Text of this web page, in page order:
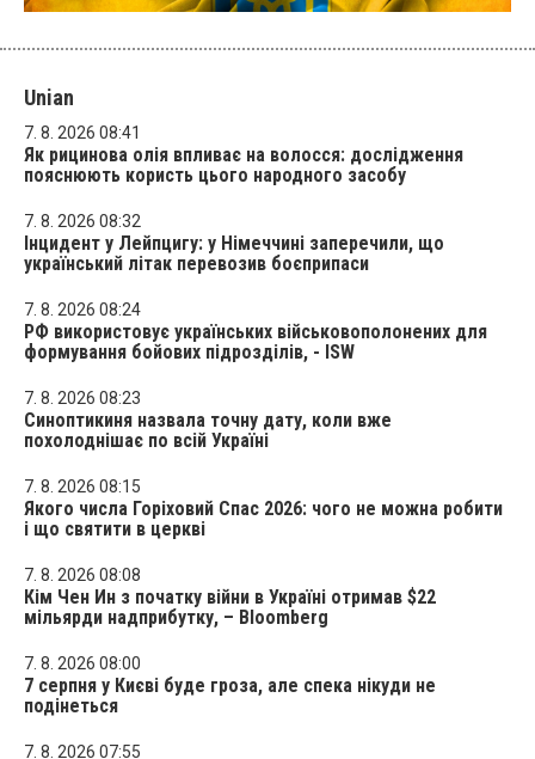
Unian
7. 8. 2026 08:41
Як рицинова олія впливає на волосся: дослідження
пояснюють користь цього народного засобу
7. 8. 2026 08:32
Інцидент у Лейпцигу: у Німеччині заперечили, що
український літак перевозив боєприпаси
7. 8. 2026 08:24
РФ використовує українських військовополонених для
формування бойових підрозділів, - ISW
7. 8. 2026 08:23
Синоптикиня назвала точну дату, коли вже
похолоднішає по всій Україні
7. 8. 2026 08:15
Якого числа Горіховий Спас 2026: чого не можна робити
і що святити в церкві
7. 8. 2026 08:08
Кім Чен Ин з початку війни в Україні отримав $22
мільярди надприбутку, – Bloomberg
7. 8. 2026 08:00
7 серпня у Києві буде гроза, але спека нікуди не
подінеться
7. 8. 2026 07:55